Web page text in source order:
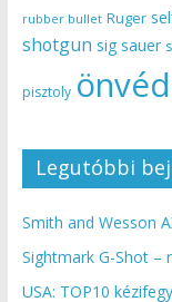
rubber bullet Ruger
shotgun sig sauer
pisztoly
Legutóbbi
Smith and Wesson
Sightmark G-Shot –
USA: TOP10